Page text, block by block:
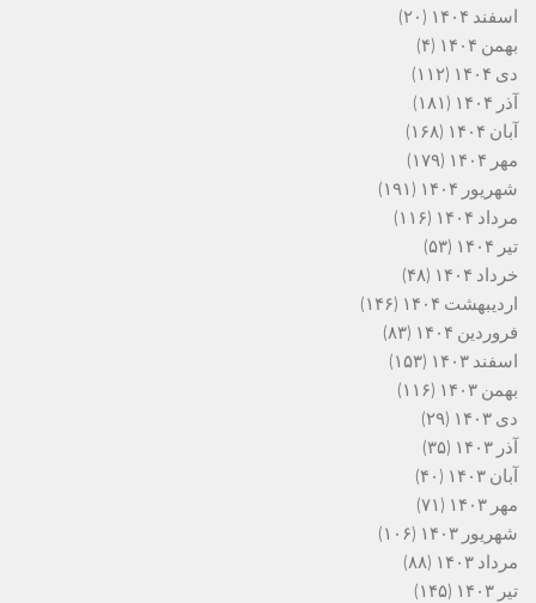
اسفند ۱۴۰۴
(۲۰)
بهمن ۱۴۰۴
(۴)
دی ۱۴۰۴
(۱۱۲)
آذر ۱۴۰۴
(۱۸۱)
آبان ۱۴۰۴
(۱۶۸)
مهر ۱۴۰۴
(۱۷۹)
شهریور ۱۴۰۴
(۱۹۱)
مرداد ۱۴۰۴
(۱۱۶)
تیر ۱۴۰۴
(۵۳)
خرداد ۱۴۰۴
(۴۸)
اردیبهشت ۱۴۰۴
(۱۴۶)
فروردین ۱۴۰۴
(۸۳)
اسفند ۱۴۰۳
(۱۵۳)
بهمن ۱۴۰۳
(۱۱۶)
دی ۱۴۰۳
(۲۹)
آذر ۱۴۰۳
(۳۵)
آبان ۱۴۰۳
(۴۰)
مهر ۱۴۰۳
(۷۱)
شهریور ۱۴۰۳
(۱۰۶)
مرداد ۱۴۰۳
(۸۸)
تیر ۱۴۰۳
(۱۴۵)